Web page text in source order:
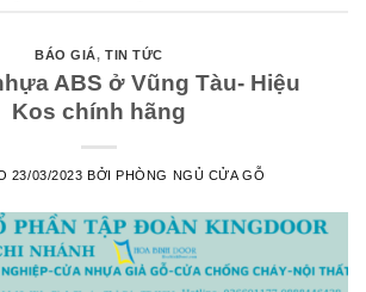
BÁO GIÁ,TIN TỨC
ABS ở Vũng Tàu- Hiệu
Kos chính hãng
23/03/2023 BỞIPHÒNG NGỦ CỬA GỖ